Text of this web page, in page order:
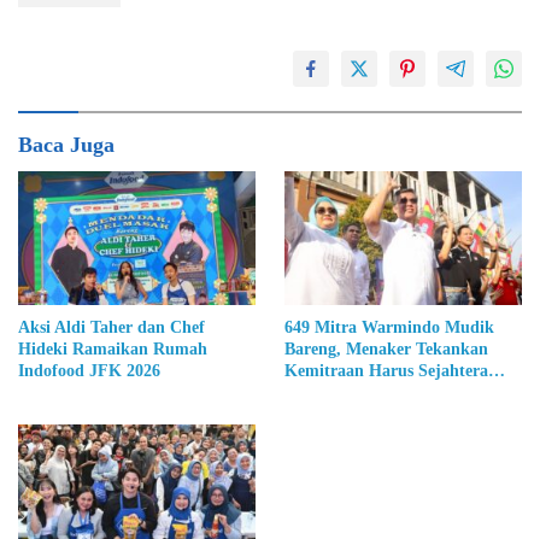
Baca Juga
Aksi Aldi Taher dan Chef
Hideki Ramaikan Rumah
Indofood JFK 2026
649 Mitra Warmindo Mudik
Bareng, Menaker Tekankan
Kemitraan Harus Sejahtera